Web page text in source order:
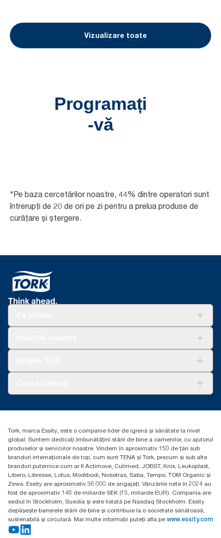
Vizualizare toate
*Pe baza cercetărilor noastre, 44% dintre operatori sunt
întrerupți de 20 de ori pe zi pentru a prelua produse de
curățare și ștergere.
Essity Hungary Kft. Professional Hygiene
Budakeszi út 51.
Tork, marca Essity, este o companie lider de igienă și sănătate la nivel
global. Suntem dedicați îmbunătățirii stării de bine a oamenilor, cu ajutorul
produselor și serviciilor noastre. Vindem în aproximativ 150 de țări sub
branduri internaționale de top, cum sunt TENA și Tork, precum și sub alte
branduri puternice cum ar fi Actimove, Cutimed, JOBST, Knix, Leukoplast,
Libero, Libresse, Lotus, Modibodi, Nosotras, Saba, Tempo, TOM Organic și
Zewa. Essity are aproximativ 36.000 de angajați. Vânzările nete în 2024 au
fost de aproximativ 146 de miliarde SEK (13, miliarde EUR). Compania are
sediul în Stockholm, Suedia și este listată pe Nasdaq Stockholm. Essity
depășește barierele stării de bine și contribuie la o societate sănătoasă,
sustenabilă și circulară. Mai multe informații puteți afla pe www.essity.com